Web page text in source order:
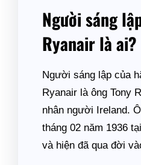
Người sáng
Ryanair là ai?
Người sáng lập của
Ryanair là ông Tony
nhân người Ireland.
tháng 02 năm 1936
và hiện đã qua đời